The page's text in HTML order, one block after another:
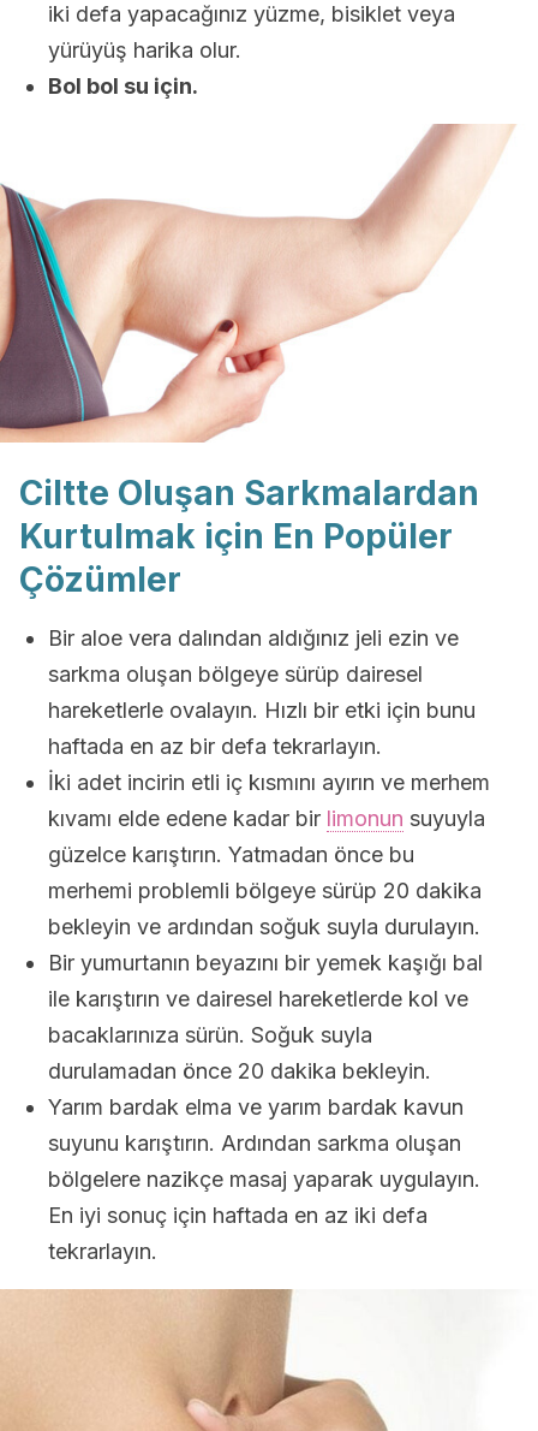
iki defa yapacağınız yüzme, bisiklet veya
yürüyüş harika olur.
Bol bol su için.
Ciltte Oluşan Sarkmalardan
Kurtulmak için En Popüler
Çözümler
Bir aloe vera dalından aldığınız jeli ezin ve
sarkma oluşan bölgeye sürüp dairesel
hareketlerle ovalayın. Hızlı bir etki için bunu
haftada en az bir defa tekrarlayın.
İki adet incirin etli iç kısmını ayırın ve merhem
kıvamı elde edene kadar bir limonun suyuyla
güzelce karıştırın. Yatmadan önce bu
merhemi problemli bölgeye sürüp 20 dakika
bekleyin ve ardından soğuk suyla durulayın.
Bir yumurtanın beyazını bir yemek kaşığı bal
ile karıştırın ve dairesel hareketlerde kol ve
bacaklarınıza sürün. Soğuk suyla
durulamadan önce 20 dakika bekleyin.
Yarım bardak elma ve yarım bardak kavun
suyunu karıştırın. Ardından sarkma oluşan
bölgelere nazikçe masaj yaparak uygulayın.
En iyi sonuç için haftada en az iki defa
tekrarlayın.